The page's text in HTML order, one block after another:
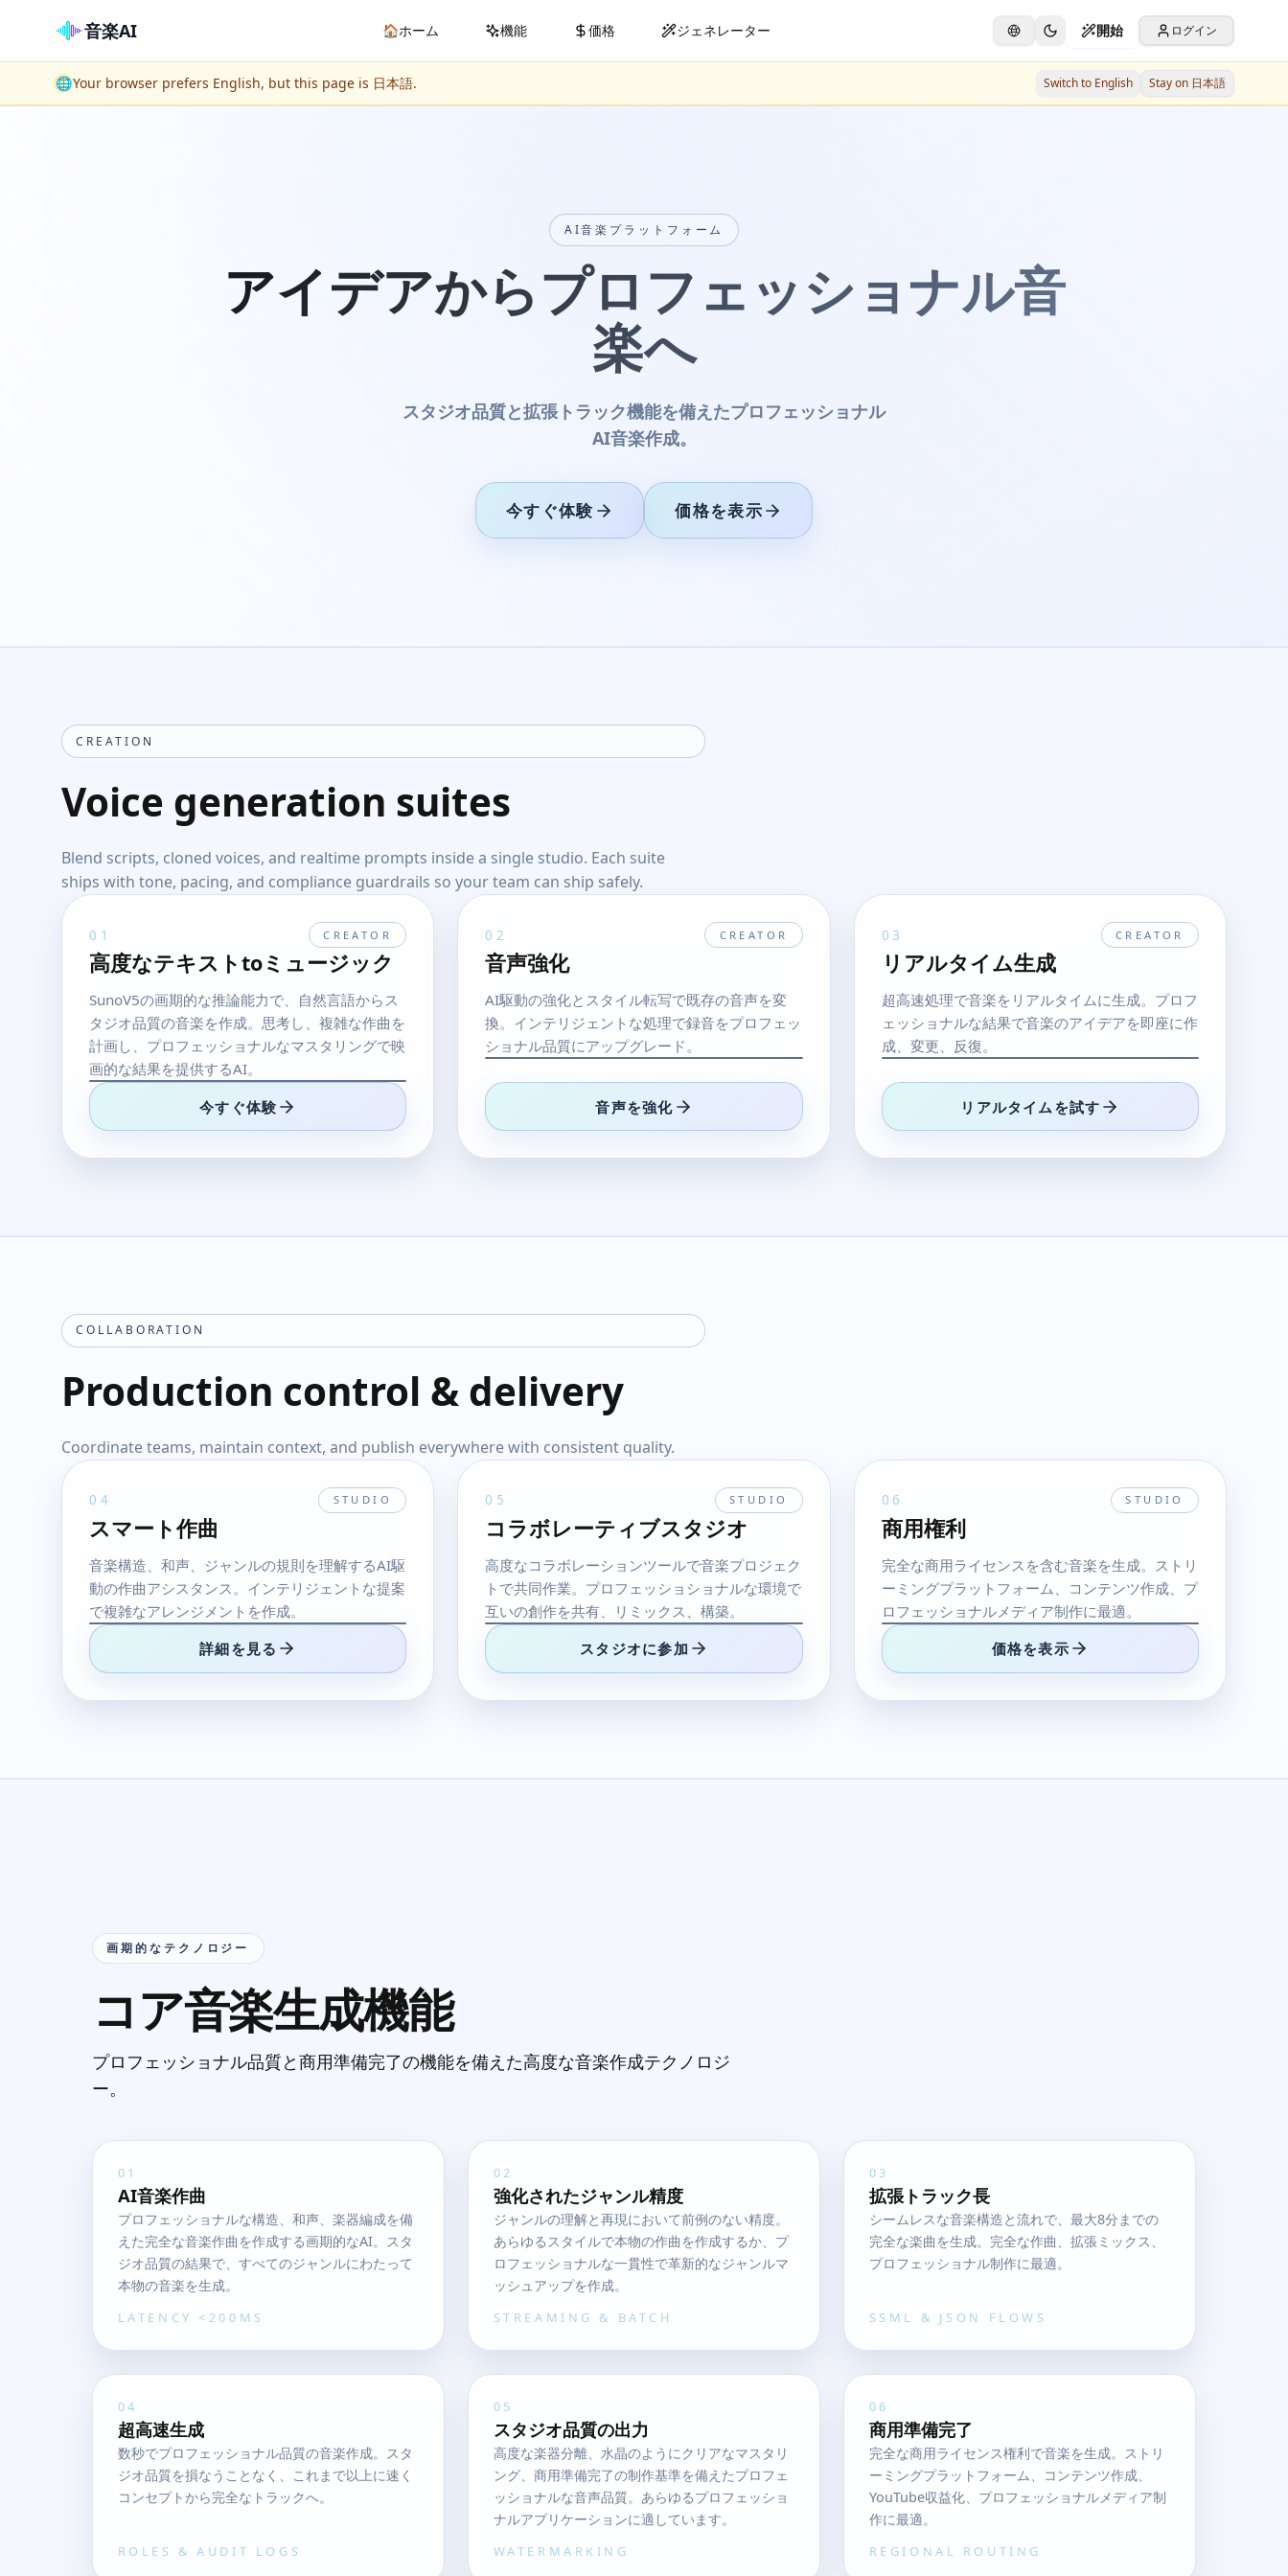
音楽AI 🏠ホーム 機能 価格 ジェネレーター 開始 ログイン
🌐Your browser prefers English, but this page is 日本語. Switch to English Stay on 日本語
AI音楽プラットフォーム
アイデアからプロフェッショナル音
楽へ
スタジオ品質と拡張トラック機能を備えたプロフェッショナル
AI音楽作成。
今すぐ体験 価格を表示
CREATION
Voice generation suites
Blend scripts, cloned voices, and realtime prompts inside a single studio. Each suite
ships with tone, pacing, and compliance guardrails so your team can ship safely.
01 CREATOR
高度なテキストtoミュージック
SunoV5の画期的な推論能力で、自然言語からス
タジオ品質の音楽を作成。思考し、複雑な作曲を
計画し、プロフェッショナルなマスタリングで映
画的な結果を提供するAI。
今すぐ体験
02 CREATOR
音声強化
AI駆動の強化とスタイル転写で既存の音声を変
換。インテリジェントな処理で録音をプロフェッ
ショナル品質にアップグレード。
音声を強化
03 CREATOR
リアルタイム生成
超高速処理で音楽をリアルタイムに生成。プロフ
ェッショナルな結果で音楽のアイデアを即座に作
成、変更、反復。
リアルタイムを試す
COLLABORATION
Production control & delivery
Coordinate teams, maintain context, and publish everywhere with consistent quality.
04 STUDIO
スマート作曲
音楽構造、和声、ジャンルの規則を理解するAI駆
動の作曲アシスタンス。インテリジェントな提案
で複雑なアレンジメントを作成。
詳細を見る
05 STUDIO
コラボレーティブスタジオ
高度なコラボレーションツールで音楽プロジェク
トで共同作業。プロフェッショショナルな環境で
互いの創作を共有、リミックス、構築。
スタジオに参加
06 STUDIO
商用権利
完全な商用ライセンスを含む音楽を生成。ストリ
ーミングプラットフォーム、コンテンツ作成、プ
ロフェッショナルメディア制作に最適。
価格を表示
画期的なテクノロジー
コア音楽生成機能
プロフェッショナル品質と商用準備完了の機能を備えた高度な音楽作成テクノロジ
ー。
01
AI音楽作曲
プロフェッショナルな構造、和声、楽器編成を備
えた完全な音楽作曲を作成する画期的なAI。スタ
ジオ品質の結果で、すべてのジャンルにわたって
本物の音楽を生成。
LATENCY <200MS
02
強化されたジャンル精度
ジャンルの理解と再現において前例のない精度。
あらゆるスタイルで本物の作曲を作成するか、プ
ロフェッショナルな一貫性で革新的なジャンルマ
ッシュアップを作成。
STREAMING & BATCH
03
拡張トラック長
シームレスな音楽構造と流れで、最大8分までの
完全な楽曲を生成。完全な作曲、拡張ミックス、
プロフェッショナル制作に最適。
SSML & JSON FLOWS
04
超高速生成
数秒でプロフェッショナル品質の音楽作成。スタ
ジオ品質を損なうことなく、これまで以上に速く
コンセプトから完全なトラックへ。
ROLES & AUDIT LOGS
05
スタジオ品質の出力
高度な楽器分離、水晶のようにクリアなマスタリ
ング、商用準備完了の制作基準を備えたプロフェ
ッショナルな音声品質。あらゆるプロフェッショ
ナルアプリケーションに適しています。
WATERMARKING
06
商用準備完了
完全な商用ライセンス権利で音楽を生成。ストリ
ーミングプラットフォーム、コンテンツ作成、
YouTube収益化、プロフェッショナルメディア制
作に最適。
REGIONAL ROUTING